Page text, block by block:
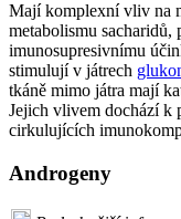
Mají komplexní vliv na
metabolismu
imunosupresivnímu
stimulují v játrech
tkáně mimo játra mají
Jejich vlivem dochází k
cirkulujících
Androgeny